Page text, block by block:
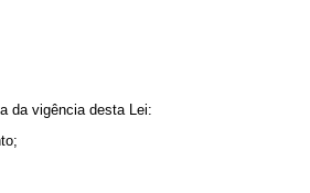
da vigência desta Lei: